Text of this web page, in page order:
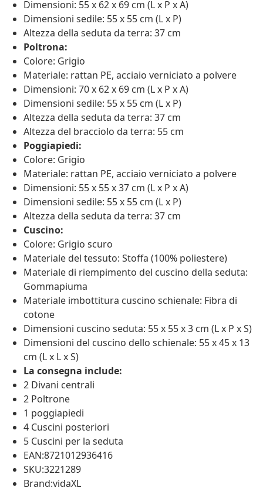
Dimensioni: 55 x 62 x 69 cm (L x P x A)
Dimensioni sedile: 55 x 55 cm (L x P)
Altezza della seduta da terra: 37 cm
Poltrona:
Colore: Grigio
Materiale: rattan PE, acciaio verniciato a polvere
Dimensioni: 70 x 62 x 69 cm (L x P x A)
Dimensioni sedile: 55 x 55 cm (L x P)
Altezza della seduta da terra: 37 cm
Altezza del bracciolo da terra: 55 cm
Poggiapiedi:
Colore: Grigio
Materiale: rattan PE, acciaio verniciato a polvere
Dimensioni: 55 x 55 x 37 cm (L x P x A)
Dimensioni sedile: 55 x 55 cm (L x P)
Altezza della seduta da terra: 37 cm
Cuscino:
Colore: Grigio scuro
Materiale del tessuto: Stoffa (100% poliestere)
Materiale di riempimento del cuscino della seduta:
Gommapiuma
Materiale imbottitura cuscino schienale: Fibra di
cotone
Dimensioni cuscino seduta: 55 x 55 x 3 cm (L x P x S)
Dimensioni del cuscino dello schienale: 55 x 45 x 13
cm (L x L x S)
La consegna include:
2 Divani centrali
2 Poltrone
1 poggiapiedi
4 Cuscini posteriori
5 Cuscini per la seduta
EAN:8721012936416
SKU:3221289
Brand:vidaXL